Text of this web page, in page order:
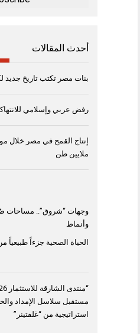
أحدث المقالات
بنات مصر تكتب تاريخ جديد
رفض عربي وإسلامي
ملايين طن
وجهات “شروق”.. مساحات
وأنماط
الحياة الصحية جزءاً طبيعياً
مستقبل سلاسل الإمداد
استراتيجية من “غلفتينر”